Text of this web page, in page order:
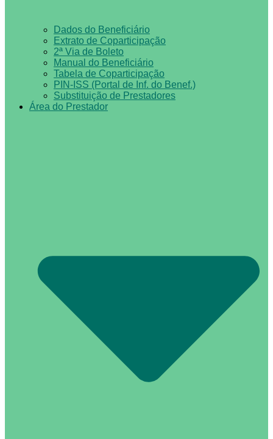
Dados do Beneficiário
Extrato de Coparticipação
2ª Via de Boleto
Manual do Beneficiário
Tabela de Coparticipação
PIN-ISS (Portal de Inf. do Benef.)
Substituição de Prestadores
Área do Prestador